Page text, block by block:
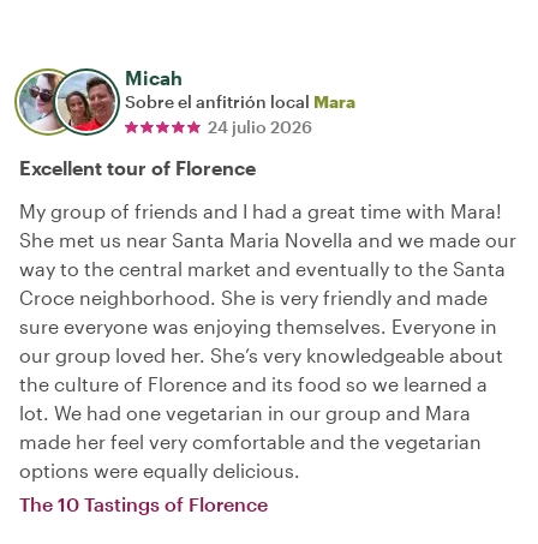
Micah
Sobre el anfitrión local Mara
24 julio 2026
Excellent tour of Florence
My group of friends and I had a great time with Mara!
She met us near Santa Maria Novella and we made our
way to the central market and eventually to the Santa
Croce neighborhood. She is very friendly and made
sure everyone was enjoying themselves. Everyone in
our group loved her. She’s very knowledgeable about
the culture of Florence and its food so we learned a
lot. We had one vegetarian in our group and Mara
made her feel very comfortable and the vegetarian
options were equally delicious.
The 10 Tastings of Florence